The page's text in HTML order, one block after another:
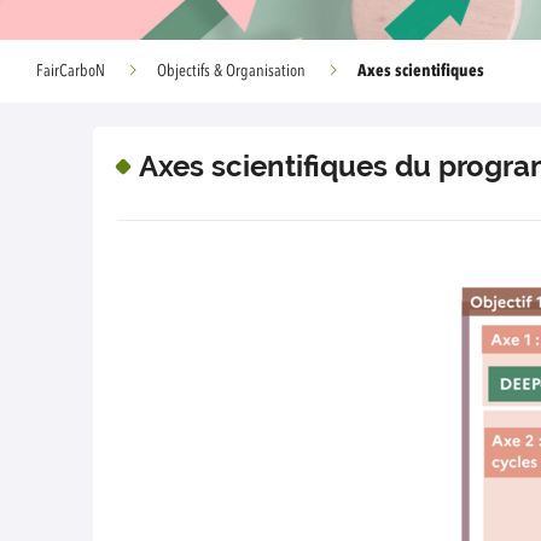
FairCarboN Objectifs & Organisation Axes scientifiques
Axes scientifiques du